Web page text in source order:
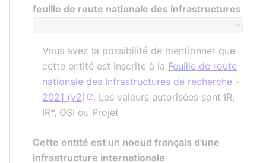
feuille de route nationale des infrastructures
Vous avez la possibilité de mentionner que
cette entité est inscrite à la Feuille de route
nationale des Infrastructures de recherche -
2021 (v2)
. Les valeurs autorisées sont IR,
IR*, OSI ou Projet
Cette entité est un noeud français d'une
infrastructure internationale